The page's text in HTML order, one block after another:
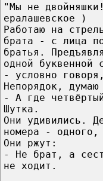
"Мы не
ералашевское )
Работаю на
брата - с лица
братья.
одной буквенной
- условно
Непорядок,
- А где
Шутка.
Они удивились.
номера -
Они ржут:
- Не брат, а
не ходит.